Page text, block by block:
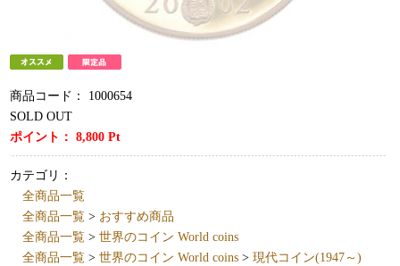
商品コード：
1000654
SOLD OUT
ポイント：8,800 Pt
カテゴリ：
全商品一覧
全商品一覧 > おすすめ商品
全商品一覧 >世界のコイン World coins
全商品一覧 >世界のコイン World coins >現代コイン(1947～)